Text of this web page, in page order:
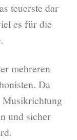
teuerste dar
es für die
mehreren
Da
Musikrichtung
und sicher